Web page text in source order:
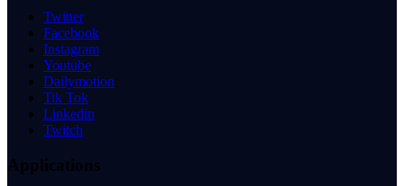
Twitter
Facebook
Instagram
Youtube
Dailymotion
Tik Tok
Linkedin
Twitch
Applications